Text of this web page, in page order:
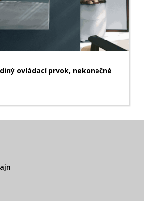
ovládací prvok, nekonečné